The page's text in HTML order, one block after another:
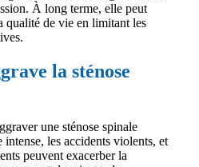
À long terme, elle peut
qualité de vie en limitant les
la sténose
une sténose spinale
les accidents violents, et
peuvent exacerber la